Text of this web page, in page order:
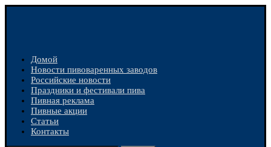
Домой
Новости пивоваренных заводов
Российские новости
Праздники и фестивали пива
Пивная реклама
Пивные акции
Статьи
Контакты